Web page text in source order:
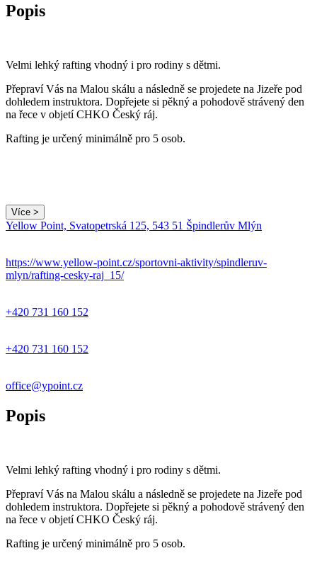
Popis
Velmi lehký rafting vhodný i pro rodiny s dětmi.
Přepraví Vás na Malou skálu a následně se projedete na Jizeře pod
dohledem instruktora. Dopřejete si pěkný a pohodově strávený den
na řece v objetí CHKO Český ráj.
Rafting je určený minimálně pro 5 osob.
Více >
Yellow Point, Svatopetrská 125, 543 51 Špindlerův Mlýn
https://www.yellow-point.cz/sportovni-aktivity/spindleruv-
mlyn/rafting-cesky-raj_15/
+420 731 160 152
+420 731 160 152
office@ypoint.cz
Popis
Velmi lehký rafting vhodný i pro rodiny s dětmi.
Přepraví Vás na Malou skálu a následně se projedete na Jizeře pod
dohledem instruktora. Dopřejete si pěkný a pohodově strávený den
na řece v objetí CHKO Český ráj.
Rafting je určený minimálně pro 5 osob.